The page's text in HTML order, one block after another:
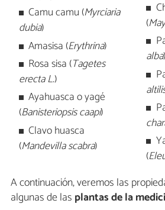
Camu camu (Myrciaria
dubia)
Amasisa (Erythrina)
Rosa sisa (Tagetes
erecta L.)
Ayahuasca o yagé
(Banisteriopsis caapi)
Clavo huasca
(Mandevilla scabra)
(
alba)
(
A continuación, veremos las
algunas de las plantas de la